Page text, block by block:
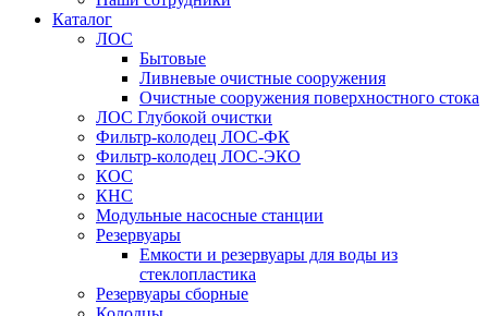
Каталог
ЛОС
Бытовые
Ливневые очистные сооружения
Очистные сооружения поверхностного стока
ЛОС Глубокой очистки
Фильтр-колодец ЛОС-ФК
Фильтр-колодец ЛОС-ЭКО
КОС
КНС
Модульные насосные станции
Резервуары
Емкости и резервуары для воды из
стеклопластика
Резервуары сборные